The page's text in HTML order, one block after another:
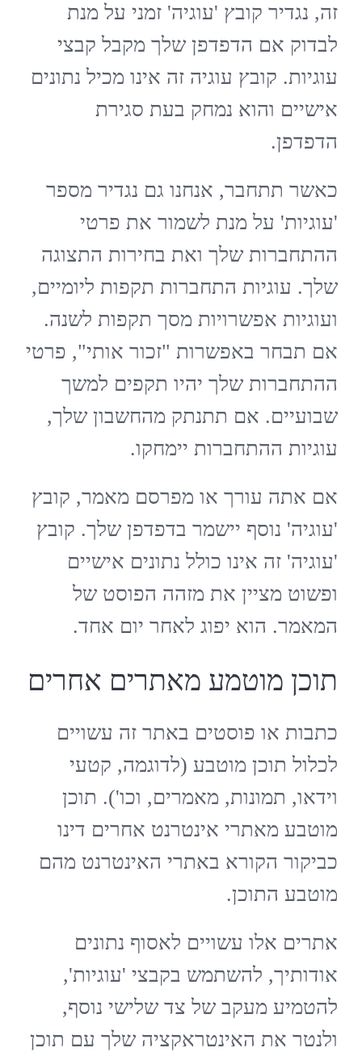
זה, נגדיר קובץ 'עוגיה' זמני על מנת
לבדוק אם הדפדפן שלך מקבל קבצי
עוגיות. קובץ עוגיה זה אינו מכיל נתונים
אישיים והוא נמחק בעת סגירת
הדפדפן.
כאשר תתחבר, אנחנו גם נגדיר מספר
'עוגיות' על מנת לשמור את פרטי
ההתחברות שלך ואת בחירות התצוגה
שלך. עוגיות התחברות תקפות ליומיים,
ועוגיות אפשרויות מסך תקפות לשנה.
אם תבחר באפשרות "זכור אותי", פרטי
ההתחברות שלך יהיו תקפים למשך
שבועיים. אם תתנתק מהחשבון שלך,
עוגיות ההתחברות יימחקו.
אם אתה עורך או מפרסם מאמר, קובץ
'עוגיה' נוסף יישמר בדפדפן שלך. קובץ
'עוגיה' זה אינו כולל נתונים אישיים
ופשוט מציין את מזהה הפוסט של
המאמר. הוא יפוג לאחר יום אחד.
תוכן מוטמע מאתרים אחרים
כתבות או פוסטים באתר זה עשויים
לכלול תוכן מוטבע (לדוגמה, קטעי
וידאו, תמונות, מאמרים, וכו'). תוכן
מוטבע מאתרי אינטרנט אחרים דינו
כביקור הקורא באתרי האינטרנט מהם
מוטבע התוכן.
אתרים אלו עשויים לאסוף נתונים
אודותיך, להשתמש בקבצי 'עוגיות',
להטמיע מעקב של צד שלישי נוסף,
ולנטר את האינטראקציה שלך עם תוכן